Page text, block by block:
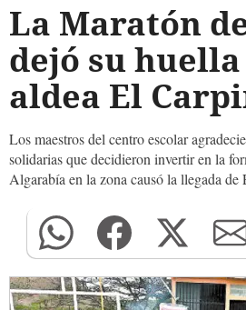
La Maratón
dejó su
aldea El
Los maestros del centro escolar
solidarias que decidieron invertir en la
Algarabía en la zona causó la llegada